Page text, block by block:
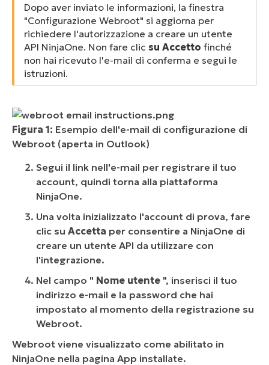
Dopo aver inviato le informazioni, la finestra
"Configurazione Webroot" si aggiorna per
richiedere l'autorizzazione a creare un utente
API NinjaOne. Non fare clic su Accetto finché
non hai ricevuto l'e-mail di conferma e segui le
istruzioni.
Figura 1: Esempio dell'e-mail di configurazione di
Webroot (aperta in Outlook)
Segui il link nell'e-mail per registrare il tuo
account, quindi torna alla piattaforma
NinjaOne.
Una volta inizializzato l'account di prova, fare
clic su Accetta per consentire a NinjaOne di
creare un utente API da utilizzare con
l'integrazione.
Nel campo " Nome utente ", inserisci il tuo
indirizzo e-mail e la password che hai
impostato al momento della registrazione su
Webroot.
Webroot viene visualizzato come abilitato in
NinjaOne nella pagina App installate.